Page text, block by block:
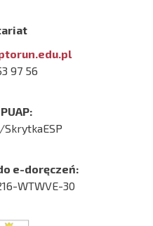
97 56
SkrytkaESP
e-doręczeń:
WTWVE-30